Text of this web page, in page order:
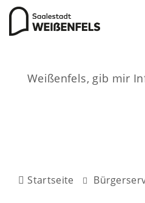
Startseite